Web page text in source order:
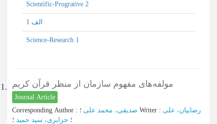
Scientific-Progrative 2
الف 1
Science-Research 1
1. مولفه‌های مفهوم سازمان از منظر قرآن کریم
Journal Article
Corresponding Author : صدیقی، محمد علی Writer : رضاییان، علی
؛ جزایری، سید حمید ؛